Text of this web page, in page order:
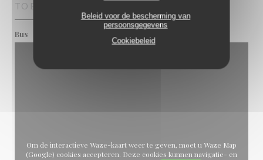
Beleid voor de bescherming van
persoonsgegevens
Cookiebeleid
TOEGANG
Bus
Om de interactieve Waze-kaart weer te geven, moet u Waze Map
(Google) cookies accepteren. Deze cookies kunnen navigatie- en